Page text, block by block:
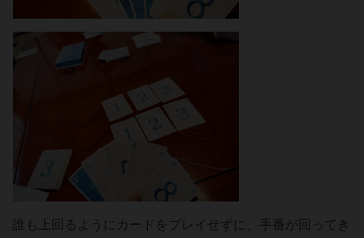
誰も上回るようにカードをプレイせずに、手番が回ってき